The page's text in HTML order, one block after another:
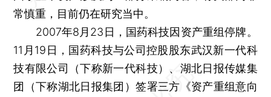
常慎重，目前仍在研究当中。
2007年8月23日，国药科技因资产重组停牌。
11月19日，国药科技与公司控股股东武汉新一代科
技有限公司（下称新一代科技）、湖北日报传媒集
团（下称湖北日报集团）签署三方《资产重组意向